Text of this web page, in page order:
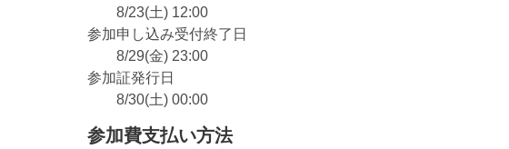
8/23(土) 12:00
参加申し込み受付終了日
8/29(金) 23:00
参加証発行日
8/30(土) 00:00
参加費支払い方法